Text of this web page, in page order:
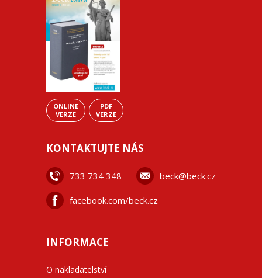
ONLINE
VERZE
PDF
VERZE
KONTAKTUJTE NÁS
733 734 348 beck@beck.cz
facebook.com/beck.cz
INFORMACE
O nakladatelství